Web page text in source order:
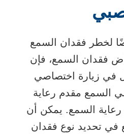
لخطر فقدان السمع
فقدان السمع، فإن
في زيارة اختصاصي
السمع مقدم رعاية
السمع. يمكن أن
في تحديد نوع فقدان